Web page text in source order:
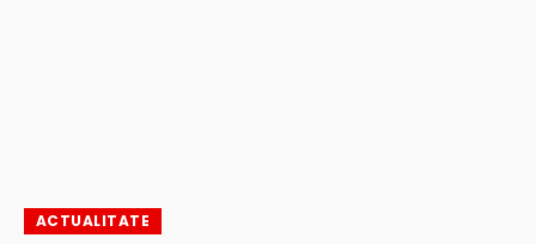
ACTUALITATE